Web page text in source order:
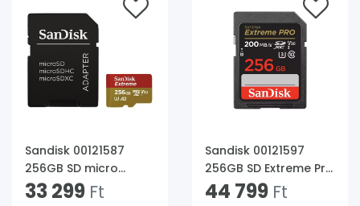
Sandisk 00121587
256GB SD micro
Extreme (SDXC Class
33 299 Ft
Sandisk 00121597
256GB SD Extreme Pro
(SDXC Class 10 UHS-I
44 799 Ft